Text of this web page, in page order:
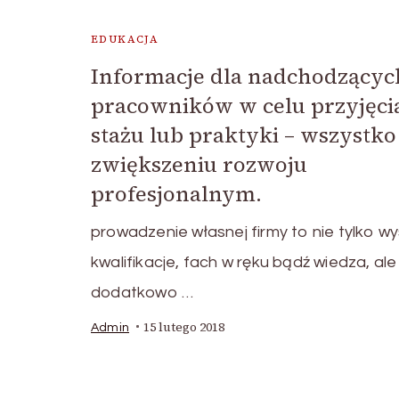
EDUKACJA
Informacje dla
pracowników w celu
stażu lub praktyki –
zwiększeniu rozwoju
profesjonalnym.
prowadzenie własnej firmy to nie tylko
kwalifikacje, fach w ręku bądź wiedza, ale
dodatkowo …
Admin 15 lutego 2018